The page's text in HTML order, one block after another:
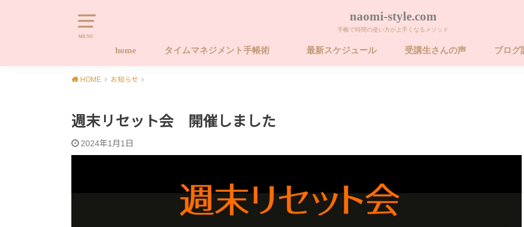
MENU
naomi-style.com
手帳で時間の使い方が上手くなるメソッド
home タイムマネジメント手帳術 最新スケジュール 受講生さんの声 ブログ
HOME お知らせ
週末リセット会 開催しました
2024年1月1日